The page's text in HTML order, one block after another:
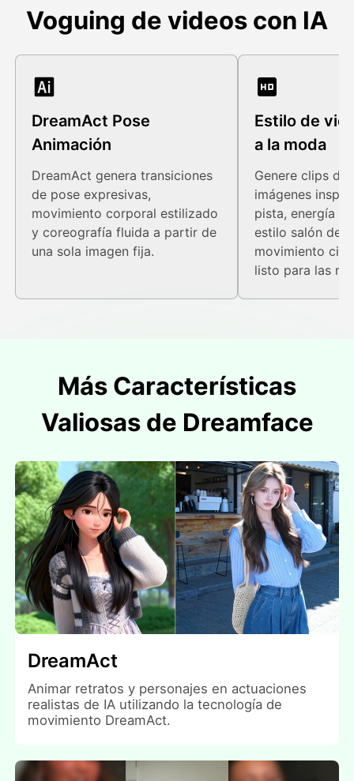
Voguing de videos con IA
DreamAct Pose
Animación
DreamAct genera transiciones
de pose expresivas,
movimiento corporal estilizado
y coreografía fluida a partir de
una sola imagen fija.
Estilo de
a la moda
Genere clips de
imágenes
pista, energía
estilo salón de
movimiento
listo para las
Más Características
Valiosas de Dreamface
DreamAct
Animar retratos y personajes en actuaciones
realistas de IA utilizando la tecnología de
movimiento DreamAct.